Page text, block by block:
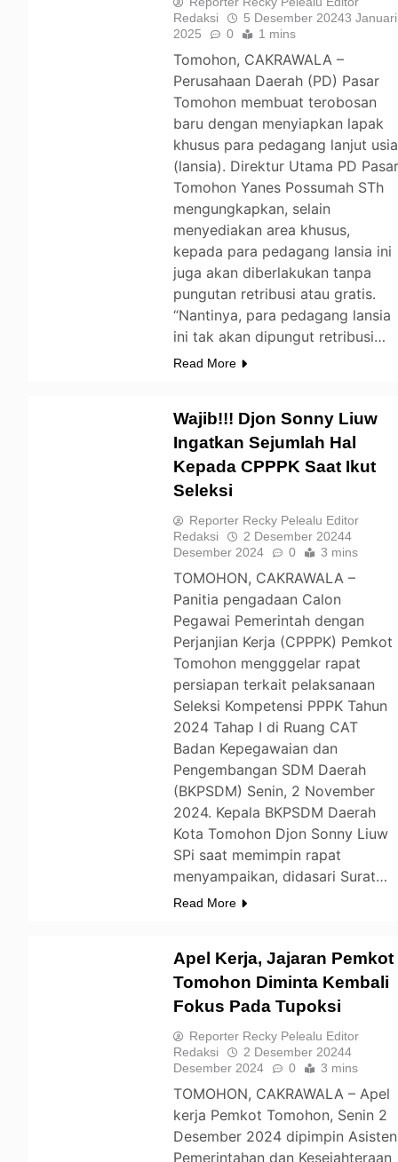
Redaksi
5 Desember 20243 Januari
2025
0 1 mins
Tomohon, CAKRAWALA –
Perusahaan Daerah (PD) Pasar
Tomohon membuat terobosan
baru dengan menyiapkan lapak
khusus para pedagang lanjut usia
(lansia). Direktur Utama PD
Tomohon Yanes Possumah STh
mengungkapkan, selain
menyediakan area khusus,
kepada para pedagang lansia ini
juga akan diberlakukan tanpa
pungutan retribusi atau gratis.
“Nantinya, para pedagang lansia
ini tak akan dipungut retribusi…
Read More
Wajib!!! Djon Sonny Liuw
Ingatkan Sejumlah Hal
Kepada CPPPK Saat Ikut
Seleksi
Reporter Recky Pelealu Editor
Redaksi
2 Desember 20244
Desember 2024
0 3 mins
TOMOHON, CAKRAWALA –
Panitia pengadaan Calon
Pegawai Pemerintah dengan
Perjanjian Kerja (CPPPK) Pemkot
Tomohon mengggelar rapat
persiapan terkait pelaksanaan
Seleksi Kompetensi PPPK Tahun
2024 Tahap I di Ruang CAT
Badan Kepegawaian dan
Pengembangan SDM Daerah
(BKPSDM) Senin, 2 November
2024. Kepala BKPSDM Daerah
Kota Tomohon Djon Sonny Liuw
SPi saat memimpin rapat
menyampaikan, didasari Surat…
Read More
Apel Kerja, Jajaran Pemkot
Tomohon Diminta Kembali
Fokus Pada Tupoksi
Reporter Recky Pelealu Editor
Redaksi
2 Desember 20244
Desember 2024
0 3 mins
TOMOHON, CAKRAWALA – Apel
kerja Pemkot Tomohon, Senin 2
Desember 2024 dipimpin Asisten
Pemerintahan dan Kesejahteraan